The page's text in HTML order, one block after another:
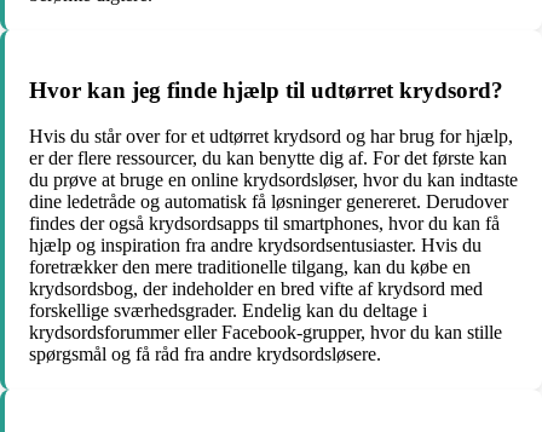
Hvor kan jeg finde hjælp til udtørret krydsord?
Hvis du står over for et udtørret krydsord og har brug for hjælp,
er der flere ressourcer, du kan benytte dig af. For det første kan
du prøve at bruge en online krydsordsløser, hvor du kan indtaste
dine ledetråde og automatisk få løsninger genereret. Derudover
findes der også krydsordsapps til smartphones, hvor du kan få
hjælp og inspiration fra andre krydsordsentusiaster. Hvis du
foretrækker den mere traditionelle tilgang, kan du købe en
krydsordsbog, der indeholder en bred vifte af krydsord med
forskellige sværhedsgrader. Endelig kan du deltage i
krydsordsforummer eller Facebook-grupper, hvor du kan stille
spørgsmål og få råd fra andre krydsordsløsere.